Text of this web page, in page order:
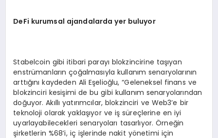
DeFi kurumsal ajandalarda yer buluyor
Stabelcoin gibi itibari parayı blokzincirine taşıyan
enstrümanların çoğalmasıyla kullanım senaryolarının
arttığını kaydeden Ali Eşelioğlu, “Geleneksel finans ve
blokzinciri kesişimi de bu gibi kullanım senaryolarından
doğuyor. Akıllı yatırımcılar, blokzinciri ve Web3’e bir
teknoloji olarak yaklaşıyor ve iş süreçlerine en iyi
uyarlayabilecekleri senaryoları tasarlıyor. Örneğin
şirketlerin %68’i, iç işlerinde nakit yönetimi için